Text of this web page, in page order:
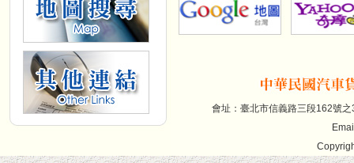
會址：臺北市信義路三段162號